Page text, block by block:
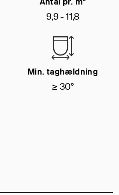
9,9 - 11,8
Min. taghældning
≥ 30°